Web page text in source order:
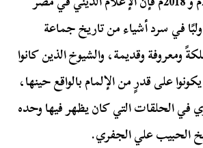
في سرد أشياء من تاريخ جماعة
ومعروفة وقديمة، والشيوخ الذين كانوا
على قدرٍ من الإلمام بالواقع حينها،
في الحلقات التي كان يظهر فيها وحده
الحبيب علي الجفري.